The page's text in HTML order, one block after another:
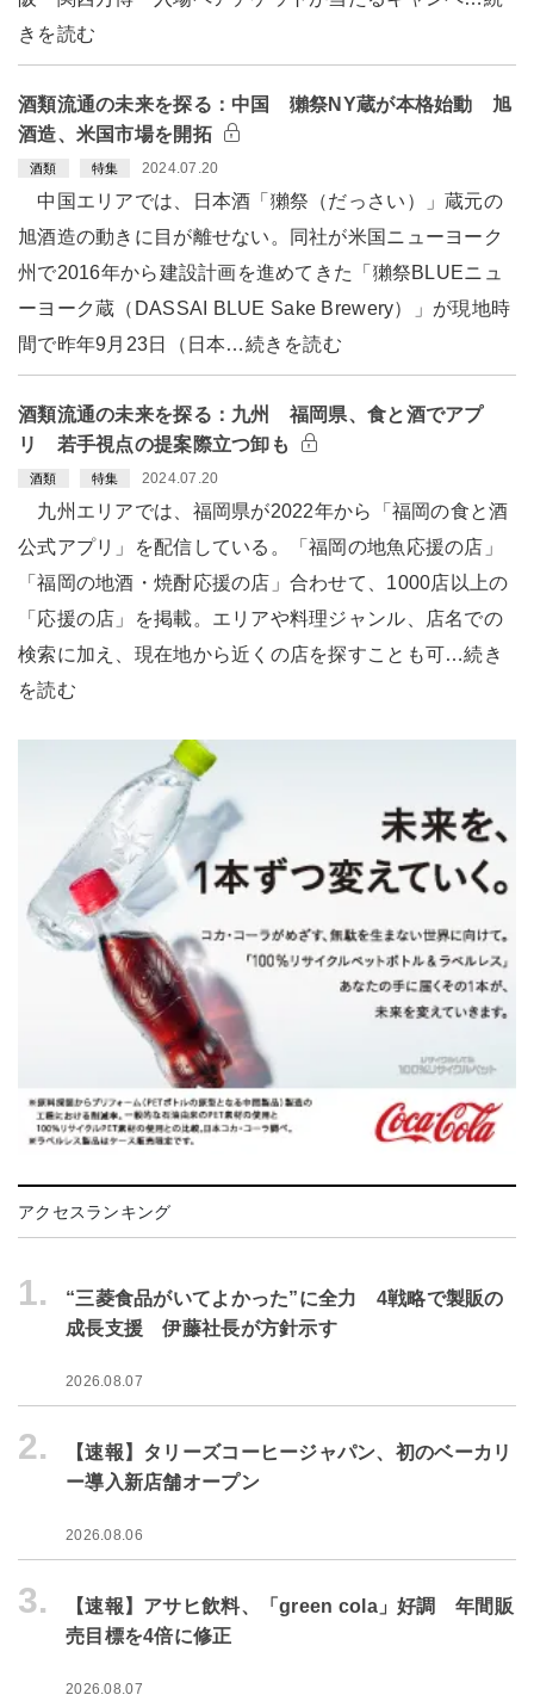
きを読む
酒類流通の未来を探る：中国 獺祭NY蔵が本格始動 旭
酒造、米国市場を開拓
酒類 特集 2024.07.20
中国エリアでは、日本酒「獺祭（だっさい）」蔵元の
旭酒造の動きに目が離せない。同社が米国ニューヨーク
州で2016年から建設計画を進めてきた「獺祭BLUEニュ
ーヨーク蔵（DASSAI BLUE Sake Brewery）」が現地時
間で昨年9月23日（日本…続きを読む
酒類流通の未来を探る：九州 福岡県、食と酒でアプ
リ 若手視点の提案際立つ卸も
酒類 特集 2024.07.20
九州エリアでは、福岡県が2022年から「福岡の食と酒
公式アプリ」を配信している。「福岡の地魚応援の店」
「福岡の地酒・焼酎応援の店」合わせて、1000店以上の
「応援の店」を掲載。エリアや料理ジャンル、店名での
検索に加え、現在地から近くの店を探すことも可…続き
を読む
アクセスランキング
1.
“三菱食品がいてよかった”に全力 4戦略で製販の
成長支援 伊藤社長が方針示す
2026.08.07
2.
【速報】タリーズコーヒージャパン、初のベーカリ
ー導入新店舗オープン
2026.08.06
3.
【速報】アサヒ飲料、「green cola」好調 年間販
売目標を4倍に修正
2026.08.07